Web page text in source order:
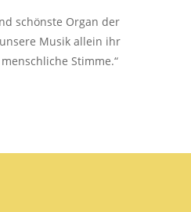
schönste Organ der
Musik allein ihr
Stimme.“